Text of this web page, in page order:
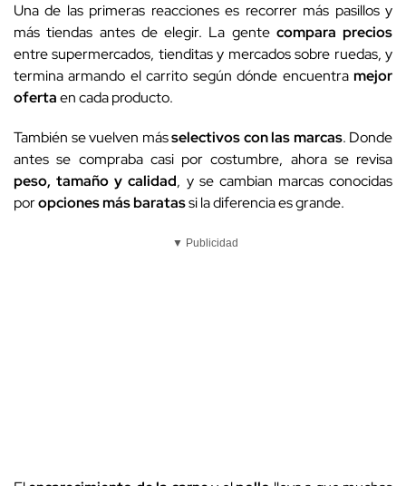
Una de las primeras reacciones es recorrer más pasillos y
más tiendas antes de elegir. La gente compara precios
entre supermercados, tienditas y mercados sobre ruedas, y
termina armando el carrito según dónde encuentra mejor
ofertaen cada producto.
También se vuelven másselectivos con las marcas. Donde
antes se compraba casi por costumbre, ahora se revisa
peso, tamaño y calidad, y se cambian marcas conocidas
poropciones más baratassi la diferencia es grande.
▼ Publicidad